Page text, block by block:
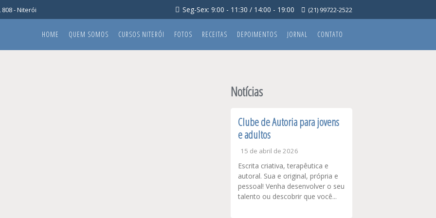
- Niterói Seg-Sex: 9:00 - 11:30 / 14:00 - 19:00 (21) 99722-2522
HOME QUEM SOMOS CURSOS NITERÓI FOTOS RECEITAS DEPOIMENTOS JORNAL CONTATO
Notícias
Clube de Autoria para jovens
e adultos
15 de abril de 2026
Escrita criativa, terapêutica e
autoral. Sua e original, própria e
pessoal! Venha desenvolver o seu
talento ou descobrir que você...